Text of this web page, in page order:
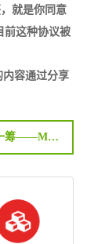
就是你同意
前这种协议被
内容通过分享
阅读全文: 为何JOOMLA代码对SEO更胜一筹——META PROPERTY=OG标签含义